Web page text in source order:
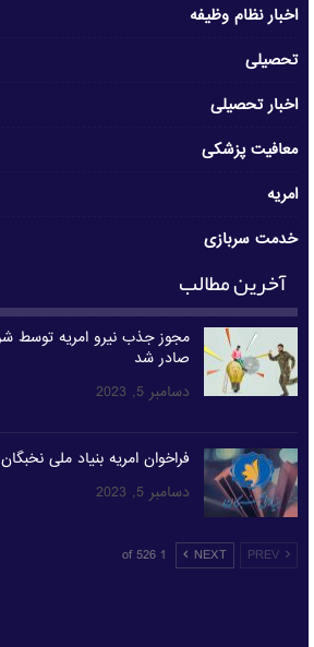
اخبار نظام وظیفه
تحصیلی
اخبار تحصیلی
معافیت پزشکی
امریه
خدمت سربازی
آخرین مطالب
صادر شد
دسامبر 5, 2023
فراخوان امریه بنیاد ملی نخبگان
دسامبر 5, 2023
PREV
NEXT
1 of 526